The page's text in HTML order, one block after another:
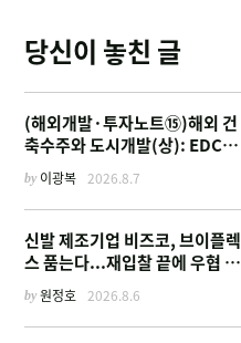
당신이 놓친 글
(해외개발·투자노트⑮)해외 건
축수주와 도시개발(상): EDCF
부터 계열사 진출 위한 복합시설
까지
by 이광복 2026.8.7
신발 제조기업 비즈코, 브이플렉
스 품는다...재입찰 끝에 우협 선
by원정호 2026.8.6